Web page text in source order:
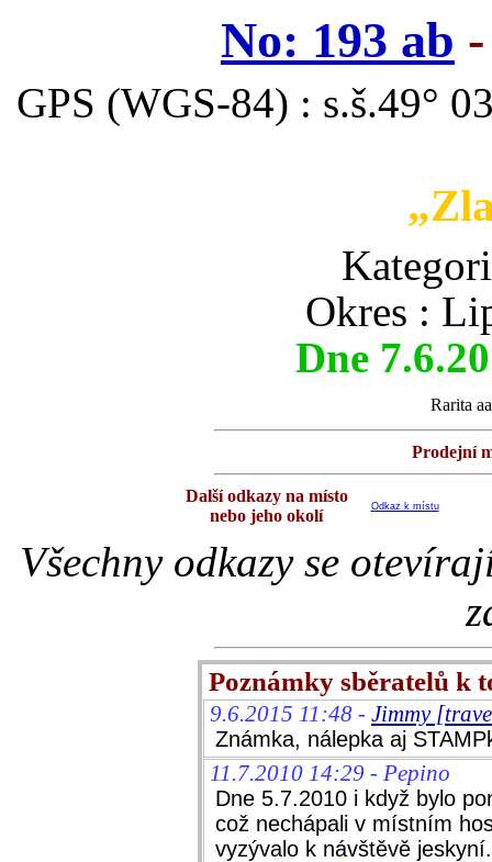
No: 193 ab
GPS (WGS-84) : s.š.49°
Okres :
Dne
Rarita
Prodejní
Další odkazy na místo
nebo jeho okolí
Odkaz k místu
Všechny odkazy se
Poznámky sběratelů k
9.6.2015 11:48 - Jimmy
Známka, nálepka aj
11.7.2010 14:29 - Pepino
Dne 5.7.2010 i když bylo
což nechápali v místním
vyzývalo k návštěvě